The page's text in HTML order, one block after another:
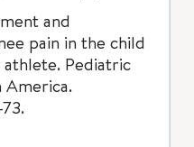
and
pain in the child
Pediatric